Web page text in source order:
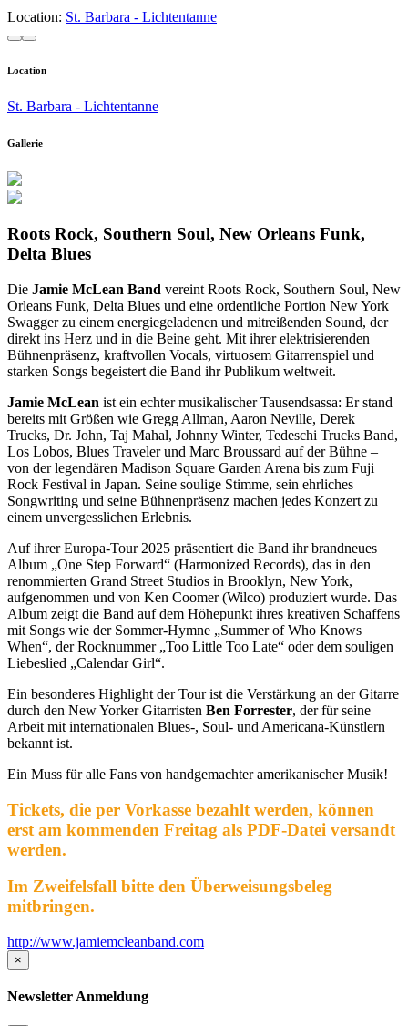
Location: St. Barbara - Lichtentanne
Location
St. Barbara - Lichtentanne
Gallerie
Roots Rock, Southern Soul, New Orleans Funk,
Delta Blues
Die Jamie McLean Band vereint Roots Rock, Southern Soul, New
Orleans Funk, Delta Blues und eine ordentliche Portion New York
Swagger zu einem energiegeladenen und mitreißenden Sound, der
direkt ins Herz und in die Beine geht. Mit ihrer elektrisierenden
Bühnenpräsenz, kraftvollen Vocals, virtuosem Gitarrenspiel und
starken Songs begeistert die Band ihr Publikum weltweit.
Jamie McLean ist ein echter musikalischer Tausendsassa: Er stand
bereits mit Größen wie Gregg Allman, Aaron Neville, Derek
Trucks, Dr. John, Taj Mahal, Johnny Winter, Tedeschi Trucks Band,
Los Lobos, Blues Traveler und Marc Broussard auf der Bühne –
von der legendären Madison Square Garden Arena bis zum Fuji
Rock Festival in Japan. Seine soulige Stimme, sein ehrliches
Songwriting und seine Bühnenpräsenz machen jedes Konzert zu
einem unvergesslichen Erlebnis.
Auf ihrer Europa-Tour 2025 präsentiert die Band ihr brandneues
Album „One Step Forward“ (Harmonized Records), das in den
renommierten Grand Street Studios in Brooklyn, New York,
aufgenommen und von Ken Coomer (Wilco) produziert wurde. Das
Album zeigt die Band auf dem Höhepunkt ihres kreativen Schaffens
mit Songs wie der Sommer-Hymne „Summer of Who Knows
When“, der Rocknummer „Too Little Too Late“ oder dem souligen
Liebeslied „Calendar Girl“.
Ein besonderes Highlight der Tour ist die Verstärkung an der Gitarre
durch den New Yorker Gitarristen Ben Forrester, der für seine
Arbeit mit internationalen Blues-, Soul- und Americana-Künstlern
bekannt ist.
Ein Muss für alle Fans von handgemachter amerikanischer Musik!
Tickets, die per Vorkasse bezahlt werden, können
erst am kommenden Freitag als PDF-Datei versandt
werden.
Im Zweifelsfall bitte den Überweisungsbeleg
mitbringen.
http://www.jamiemcleanband.com
×
Newsletter Anmeldung